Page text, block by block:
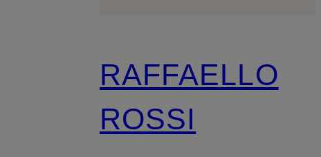
RAFFAELLO
ROSSI